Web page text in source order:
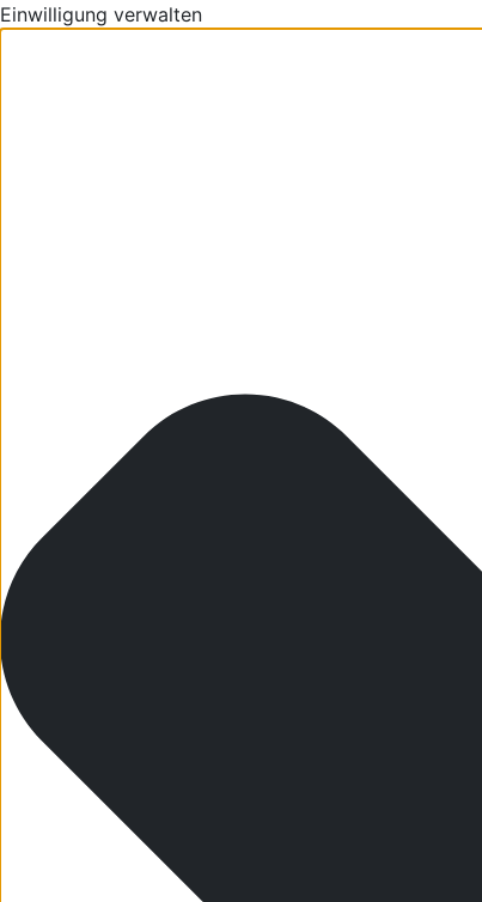
Einwilligung verwalten